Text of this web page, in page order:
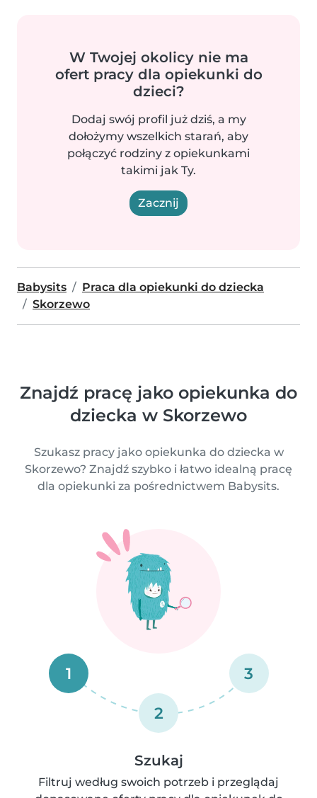
W Twojej okolicy nie ma
ofert pracy dla opiekunki do
dzieci?
Dodaj swój profil już dziś, a my
dołożymy wszelkich starań, aby
połączyć rodziny z opiekunkami
takimi jak Ty.
Zacznij
Babysits
Praca dla opiekunki do dziecka
Skorzewo
Znajdź pracę jako opiekunka do
dziecka w Skorzewo
Szukasz pracy jako opiekunka do dziecka w
Skorzewo? Znajdź szybko i łatwo idealną pracę
dla opiekunki za pośrednictwem Babysits.
1
2
3
Szukaj
Filtruj według swoich potrzeb i przeglądaj